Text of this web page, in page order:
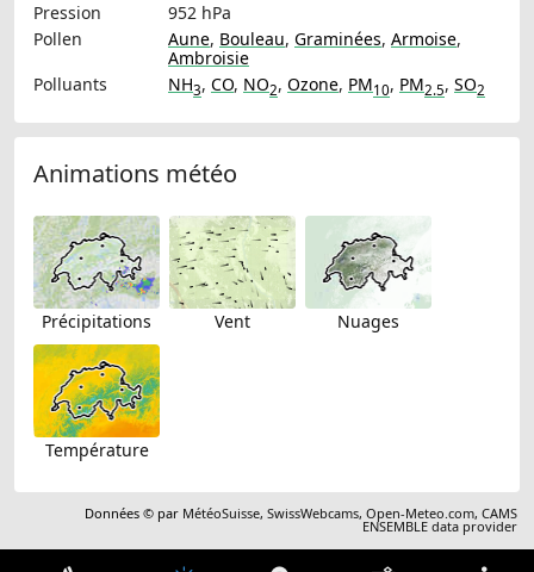
Pression
952 hPa
Pollen
Aune, Bouleau, Graminées, Armoise,
Ambroisie
Polluants
NH3, CO, NO2, Ozone, PM10, PM2.5, SO2
Animations météo
Précipitations Vent Nuages
Température
Données © par MétéoSuisse,SwissWebcams,Open-Meteo.com,CAMS
ENSEMBLE data provider